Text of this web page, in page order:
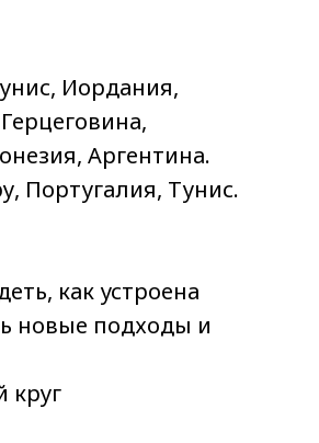
Иордания,
Аргентина.
Португалия, Тунис.
как устроена
новые подходы и
круг